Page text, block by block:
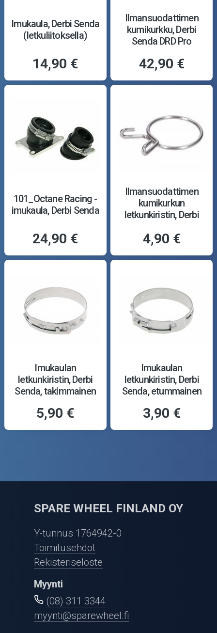
Imukaula, Derbi Senda
(letkuliitoksella)
14,90 €
Ilmansuodattimen
kumikurkku, Derbi
Senda DRD Pro
42,90 €
101_Octane Racing -
imukaula, Derbi Senda
24,90 €
Ilmansuodattimen
kumikurkun
letkunkiristin, Derbi
4,90 €
Imukaulan
letkunkiristin, Derbi
Senda, takimmainen
5,90 €
Imukaulan
letkunkiristin, Derbi
Senda, etummainen
3,90 €
SPARE WHEEL FINLAND OY
Y-tunnus 1764942-0
Toimitusehdot
Rekisteriseloste
Myynti
(08) 311 3344
myynti@sparewheel.fi